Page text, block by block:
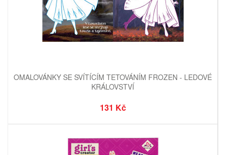
OMALOVÁNKY SE SVÍTÍCÍM TETOVÁNÍM FROZEN - LEDOVÉ
KRÁLOVSTVÍ
131 Kč